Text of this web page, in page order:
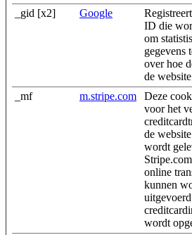
_gid [x2] Google
ID die
om
gegevens
over hoe
de
_mf m.stripe.com
Deze
voor het
de
wordt
online
kunnen
wordt